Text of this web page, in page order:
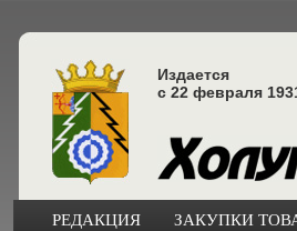
Издается
с 22 февраля
РЕДАКЦИЯ ЗАКУПКИ